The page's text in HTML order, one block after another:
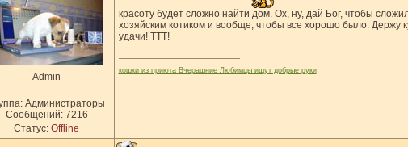
Admin
Администраторы
Сообщений: 7216
Статус: Offline
красоту будет сложно найти дом. Ох, ну, дай Бог, чтобы
хозяйским котиком и вообще, чтобы все хорошо было. Держу
удачи! ТТТ!
кошки из приюта Вчерашние Любимцы ищут добрые руки